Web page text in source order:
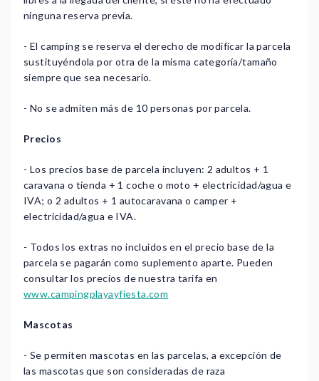
ninguna reserva previa.
- El camping se reserva el derecho de modificar la parcela
sustituyéndola por otra de la misma categoría/tamaño
siempre que sea necesario.
- No se admiten más de 10 personas por parcela.
Precios
- Los precios base de parcela incluyen: 2 adultos + 1
caravana o tienda + 1 coche o moto + electricidad/agua e
IVA; o 2 adultos + 1 autocaravana o camper +
electricidad/agua e IVA.
- Todos los extras no incluidos en el precio base de la
parcela se pagarán como suplemento aparte. Pueden
consultar los precios de nuestra tarifa en
www.campingplayayfiesta.com
Mascotas
- Se permiten mascotas en las parcelas, a excepción de
las mascotas que son consideradas de raza